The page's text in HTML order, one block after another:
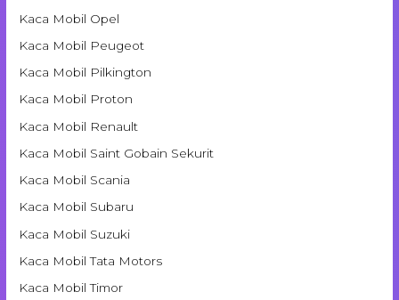
Kaca Mobil Opel
Kaca Mobil Peugeot
Kaca Mobil Pilkington
Kaca Mobil Proton
Kaca Mobil Renault
Kaca Mobil Saint Gobain Sekurit
Kaca Mobil Scania
Kaca Mobil Subaru
Kaca Mobil Suzuki
Kaca Mobil Tata Motors
Kaca Mobil Timor